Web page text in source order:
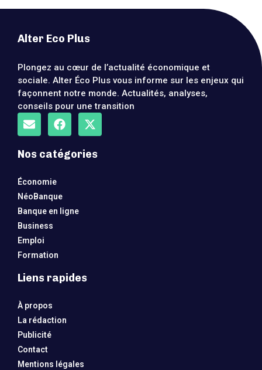
Alter Eco Plus
Plongez au cœur de l’actualité économique et
sociale. Alter Éco Plus vous informe sur les enjeux qui
façonnent notre monde. Actualités, analyses,
conseils pour une transition
Nos catégories
Économie
NéoBanque
Banque en ligne
Business
Emploi
Formation
Liens rapides
À propos
La rédaction
Publicité
Contact
Mentions légales